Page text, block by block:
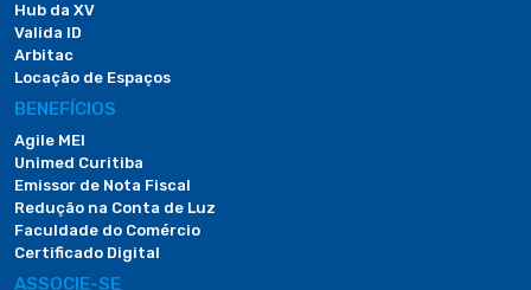
Hub da XV
Valida ID
Arbitac
Locação de Espaços
BENEFÍCIOS
Agile MEI
Unimed Curitiba
Emissor de Nota Fiscal
Redução na Conta de Luz
Faculdade do Comércio
Certificado Digital
ASSOCIE-SE